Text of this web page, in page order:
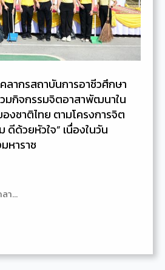
ลากรสถาบันการอาชีวศึกษา
วมกิจกรรมจิตอาสาพัฒนาใน
งชาติไทย ตามโครงการจิต
ดีด้วยหัวใจ” เนื่องในวัน
หาราช
า…